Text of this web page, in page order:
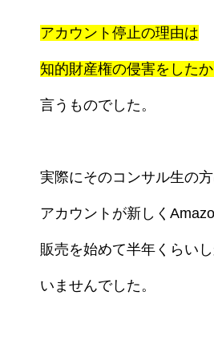
アカウント停止の理由は
知的財産権の侵害をした
言うものでした。
実際にそのコンサル生の
アカウントが新しく
販売を始めて半年くらい
いませんでした。